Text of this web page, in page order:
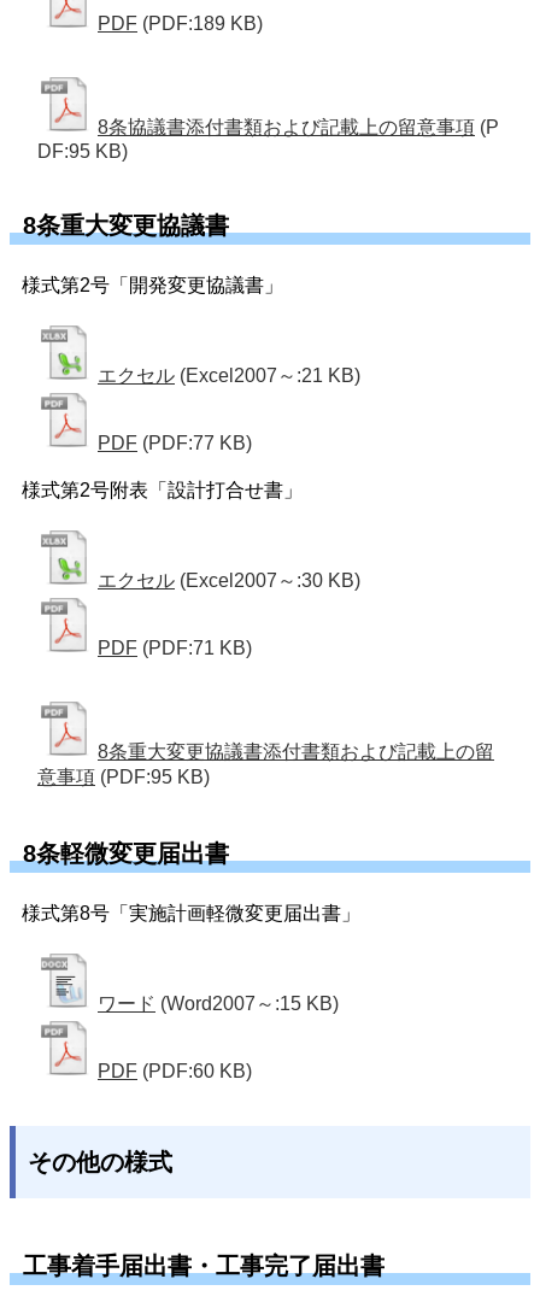
PDF (PDF:189 KB)
8条協議書添付書類および記載上の留意事項 (P
DF:95 KB)
8条重大変更協議書
様式第2号「開発変更協議書」
エクセル (Excel2007～:21 KB)
PDF (PDF:77 KB)
様式第2号附表「設計打合せ書」
エクセル (Excel2007～:30 KB)
PDF (PDF:71 KB)
8条重大変更協議書添付書類および記載上の留
意事項 (PDF:95 KB)
8条軽微変更届出書
様式第8号「実施計画軽微変更届出書」
ワード (Word2007～:15 KB)
PDF (PDF:60 KB)
その他の様式
工事着手届出書・工事完了届出書